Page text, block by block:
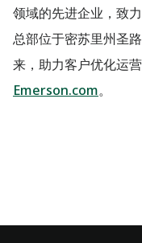
领域的先进企业，致
总部位于密苏里州圣
来，助力客户优化运
Emerson.com。